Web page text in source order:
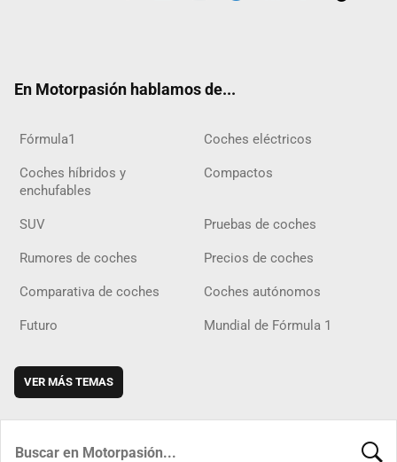
En Motorpasión hablamos de...
Fórmula1 Coches eléctricos
Coches híbridos y
enchufables
Compactos
SUV Pruebas de coches
Rumores de coches Precios de coches
Comparativa de coches Coches autónomos
Futuro Mundial de Fórmula 1
VER MÁS TEMAS